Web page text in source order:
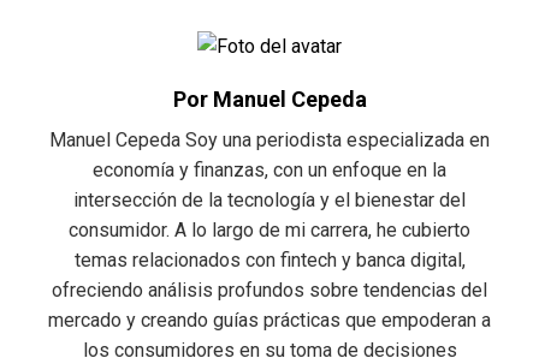
Por Manuel Cepeda
Manuel Cepeda Soy una periodista especializada en
economía y finanzas, con un enfoque en la
intersección de la tecnología y el bienestar del
consumidor. A lo largo de mi carrera, he cubierto
temas relacionados con fintech y banca digital,
ofreciendo análisis profundos sobre tendencias del
mercado y creando guías prácticas que empoderan a
los consumidores en su toma de decisiones